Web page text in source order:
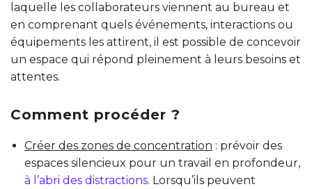
laquelle les collaborateurs viennent au bureau et
en comprenant quels événements, interactions ou
équipements les attirent, il est possible de concevoir
un espace qui répond pleinement à leurs besoins et
attentes.
Comment procéder ?
Créer des zones de concentration : prévoir des
espaces silencieux pour un travail en profondeur,
à l’abri des distractions. Lorsqu’ils peuvent